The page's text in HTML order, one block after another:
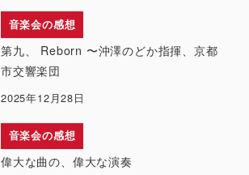
音楽会の感想
第九、 Reborn 〜沖澤のどか指揮、京都
市交響楽団
2025年12月28日
音楽会の感想
偉大な曲の、偉大な演奏